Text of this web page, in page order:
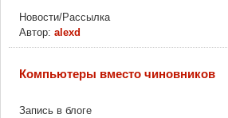
Новости/Рассылка
Автор: alexd
Компьютеры вместо чиновников
Запись в блоге